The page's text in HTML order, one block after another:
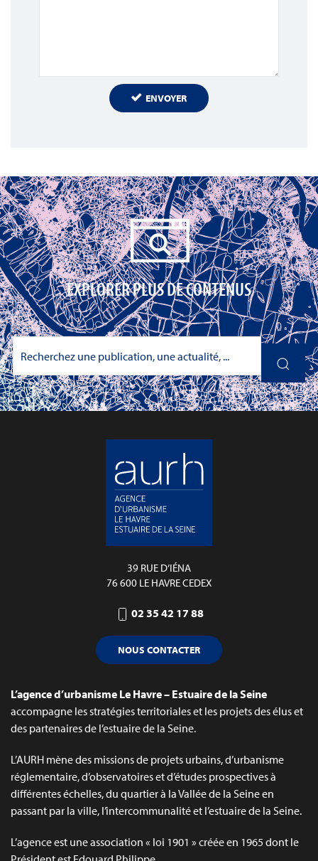
ENVOYER
EXPLORER PLUS DE CONTENUS
39 RUE D’IÉNA
76 600 LE HAVRE CEDEX
02 35 42 17 88
NOUS CONTACTER
L’agence d’urbanisme Le Havre – Estuaire de la Seine
accompagne les stratégies territoriales et les projets des élus et
des partenaires de l’estuaire de la Seine.
L’AURH mène des missions de projets urbains, d’urbanisme
réglementaire, d’observatoires et d’études prospectives à
différentes échelles, du quartier à la Vallée de la Seine en
passant par la ville, l’intercommunalité et l’estuaire de la Seine.
L’agence est une association « loi 1901 » créée en 1965 dont le